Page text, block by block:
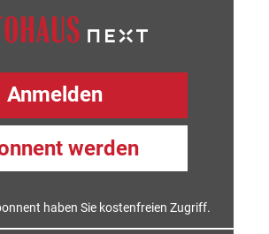
Anmelden
werden
haben Sie kostenfreien Zugriff.